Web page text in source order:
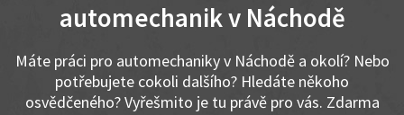
automechanik v Náchodě
Máte práci pro automechaniky v Náchodě a okolí? Nebo
potřebujete cokoli dalšího? Hledáte někoho
osvědčeného? Vyřešmito je tu právě pro vás. Zdarma